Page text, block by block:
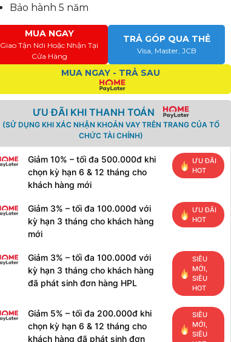
Bảo hành 5 năm
MUA NGAY
Giao Tận Nơi Hoặc Nhận Tại
Cửa Hàng
TRẢ GÓP QUA THẺ
Visa, Master, JCB
MUA NGAY - TRẢ SAU
ƯU ĐÃI KHI THANH TOÁN
(SỬ DỤNG KHI XÁC NHẬN KHOẢN VAY TRÊN TRANG CỦA TỔ
CHỨC TÀI CHÍNH)
Giảm 10% – tối đa 500.000đ khi
chọn kỳ hạn 6 & 12 tháng cho
khách hàng mới
ƯU ĐÃI
HOT
Giảm 3% – tối đa 100.000đ với
kỳ hạn 3 tháng cho khách hàng
mới
ƯU ĐÃI
HOT
Giảm 3% – tối đa 100.000đ với
kỳ hạn 3 tháng cho khách hàng
đã phát sinh đơn hàng HPL
SIÊU
MỚI,
SIÊU
HOT
Giảm 5% – tối đa 200.000đ khi
chọn kỳ hạn 6 & 12 tháng cho
khách hàng đã phát sinh đơn
SIÊU
MỚI,
SIÊU